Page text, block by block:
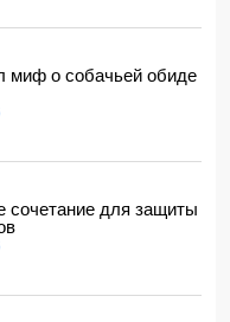
с зарплатой до 10
миф о собачьей обиде
сочетание для защиты